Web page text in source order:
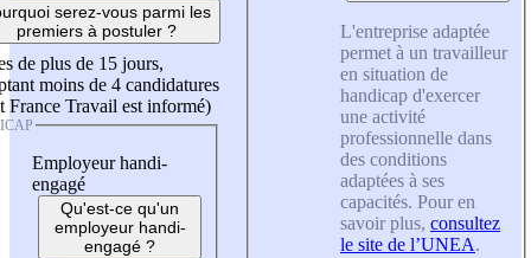
serez-vous parmi les
premiers à postuler ?
de plus de 15 jours,
moins de 4 candidatures
France Travail est informé)
Employeur handi-
engagé
Qu'est-ce qu'un
employeur handi-
engagé ?
L'entreprise adaptée
permet à un travailleur
en situation de
handicap d'exercer
une activité
professionnelle dans
des conditions
adaptées à ses
capacités. Pour en
savoir plus, consultez
le site de l’UNEA.